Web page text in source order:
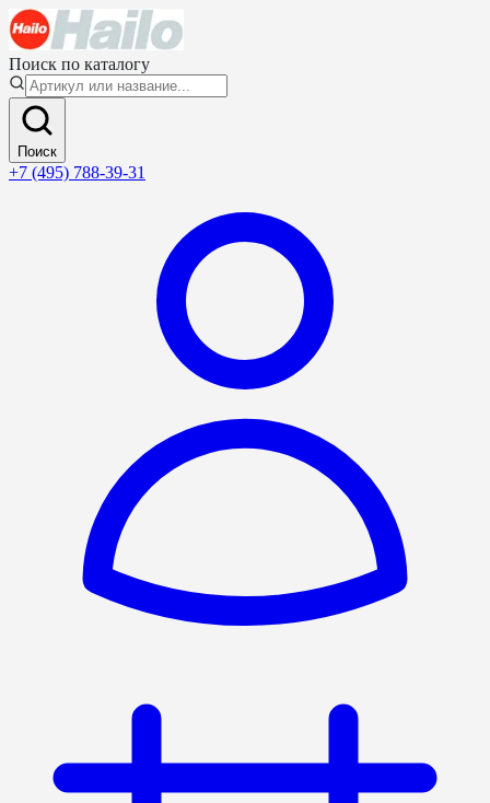
Поиск по каталогу
Поиск
+7 (495) 788-39-31